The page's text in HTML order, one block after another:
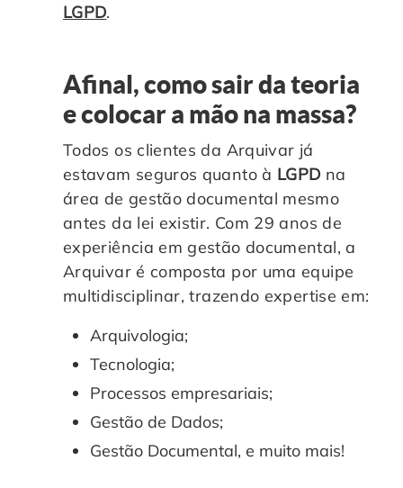
LGPD.
Afinal, como sair da teoria
e colocar a mão na massa?
Todos os clientes da Arquivar já
estavam seguros quanto à LGPD na
área de gestão documental mesmo
antes da lei existir. Com 29 anos de
experiência em gestão documental, a
Arquivar é composta por uma equipe
multidisciplinar, trazendo expertise em:
Arquivologia;
Tecnologia;
Processos empresariais;
Gestão de Dados;
Gestão Documental, e muito mais!